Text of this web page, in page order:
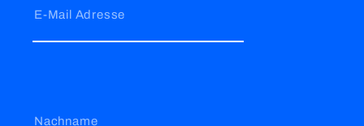
E-Mail Adresse
Nachname